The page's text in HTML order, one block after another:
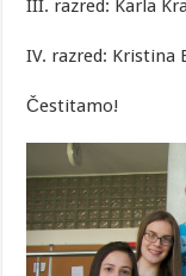
III. razred: Karla
IV. razred: Kristina
Čestitamo!